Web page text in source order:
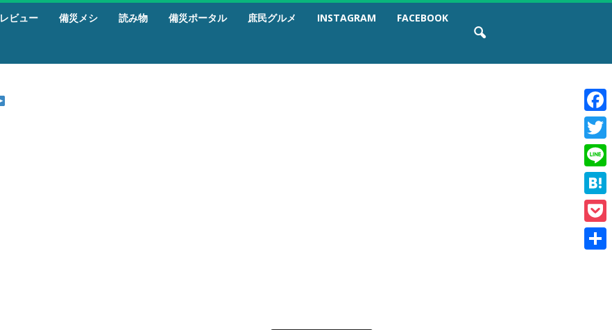
レビュー 備災メシ 読み物 備災ポータル 庶民グルメ INSTAGRAM FACEBOOK
F
a
c
e
b
o
o
k
T
w
i
t
t
e
r
L
n
e
H
a
t
e
P